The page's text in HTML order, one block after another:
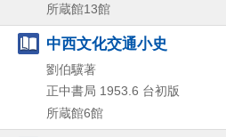
所蔵館13館
中西文化交通小史
劉伯驥著
正中書局 1953.6 台初版
所蔵館6館